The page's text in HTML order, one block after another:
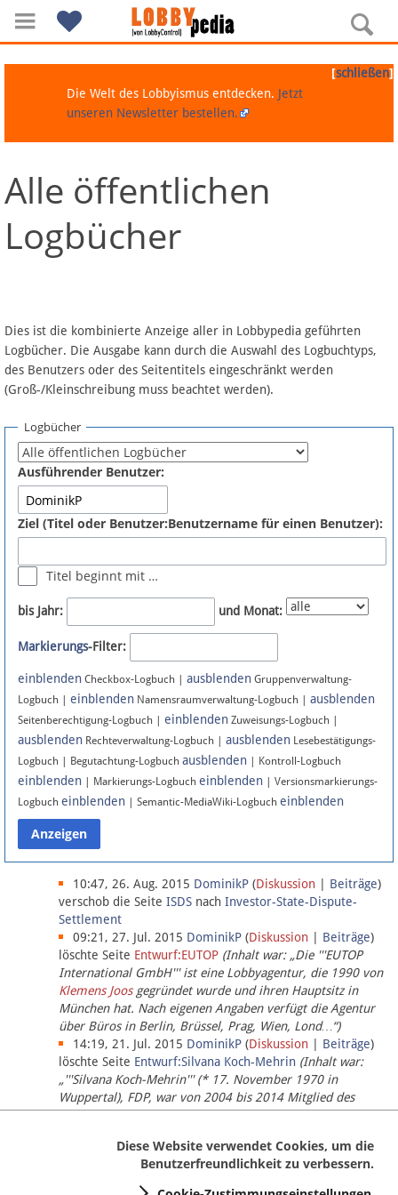
Navigation
Über Lobbypedia
Artikel nach Kategorien
FAQ
Fördermitglied werden
Fehler melden
Newsletter
Bluesky
Facebook
Instagram
Anmelden
Datenschutz
Über Lobbypedia
Impressum
[schließen]
Die Welt des Lobbyismus entdecken. Jetzt
unseren Newsletter bestellen.
Alle öffentlichen
Logbücher
Dies ist die kombinierte Anzeige aller in Lobbypedia geführten
Logbücher. Die Ausgabe kann durch die Auswahl des Logbuchtyps,
des Benutzers oder des Seitentitels eingeschränkt werden
(Groß-/Kleinschreibung muss beachtet werden).
Logbücher
Ausführender Benutzer:
Ziel (Titel oder Benutzer:Benutzername für einen Benutzer):
Titel beginnt mit …
bis Jahr: und Monat:
Markierungs-Filter:
einblenden Checkbox-Logbuch | ausblenden Gruppenverwaltung-
Logbuch | einblenden Namensraumverwaltung-Logbuch | ausblenden
Seitenberechtigung-Logbuch | einblenden Zuweisungs-Logbuch |
ausblenden Rechteverwaltung-Logbuch | ausblenden Lesebestätigungs-
Logbuch | Begutachtung-Logbuch ausblenden | Kontroll-Logbuch
einblenden | Markierungs-Logbuch einblenden | Versionsmarkierungs-
Logbuch einblenden | Semantic-MediaWiki-Logbuch einblenden
10:47, 26. Aug. 2015 DominikP (Diskussion Beiträge)
verschob die Seite ISDS nach Investor-State-Dispute-
Settlement
09:21, 27. Jul. 2015 DominikP (Diskussion Beiträge)
löschte Seite Entwurf:EUTOP (Inhalt war: „Die '''EUTOP
International GmbH''' ist eine Lobbyagentur, die 1990 von
Klemens Joosgegründet wurde und ihren Hauptsitz in
München hat. Nach eigenen Angaben verfügt die Agentur
über Büros in Berlin, Brüssel, Prag, Wien, Lond…“)
14:19, 21. Jul. 2015 DominikP (Diskussion Beiträge)
löschte Seite Entwurf:Silvana Koch-Mehrin (Inhalt war:
„'''Silvana Koch-Mehrin''' (* 17. November 1970 in
Wuppertal), FDP, war von 2004 bis 2014 Mitglied des
Europäischen Parlaments, seit November 2014 ist sie für
Diese Website verwendet Cookies, um die
Benutzerfreundlichkeit zu verbessern.